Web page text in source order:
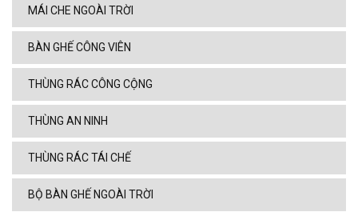
MÁI CHE NGOÀI TRỜI
BÀN GHẾ CÔNG VIÊN
THÙNG RÁC CÔNG CỘNG
THÙNG AN NINH
THÙNG RÁC TÁI CHẾ
BỘ BÀN GHẾ NGOÀI TRỜI